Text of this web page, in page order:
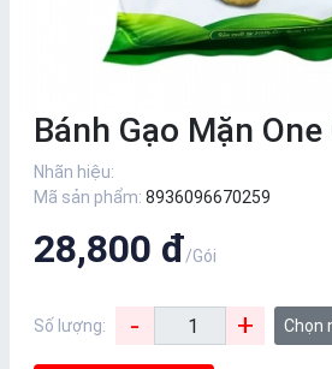
Bánh Gạo Mặn
Nhãn hiệu:
Mã sản phẩm: 8936096670259
28,800 đ/Gói
Số lượng: - + Chọn